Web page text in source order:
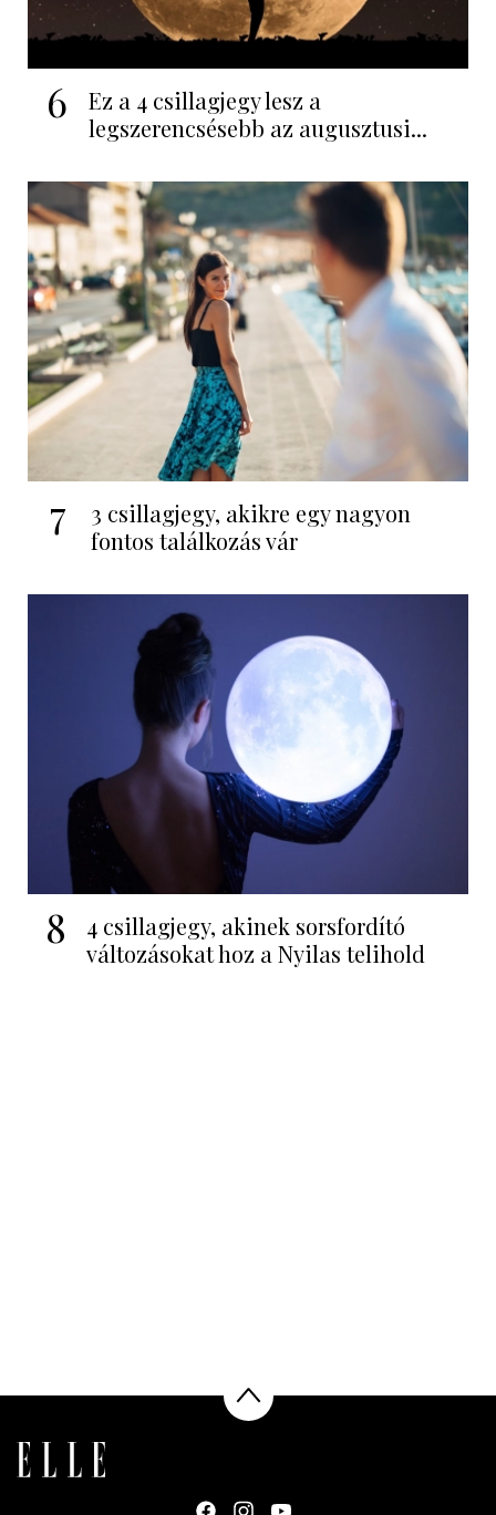
6
Ez a 4 csillagjegy lesz a
legszerencsésebb az augusztusi...
7
3 csillagjegy, akikre egy nagyon
fontos találkozás vár
8
4 csillagjegy, akinek sorsfordító
változásokat hoz a Nyilas telihold